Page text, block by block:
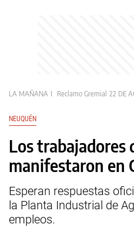
LA MAÑANA Reclamo Gremial 22 DE
NEUQUÉN
Los trabajadores
manifestaron en
Esperan respuestas
la Planta Industrial de
empleos.